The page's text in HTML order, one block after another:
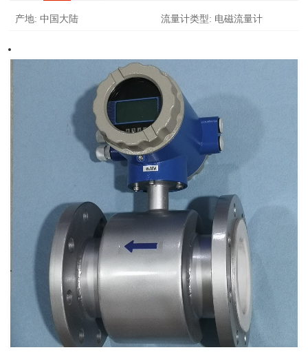
产地: 中国大陆 流量计类型: 电磁流量计